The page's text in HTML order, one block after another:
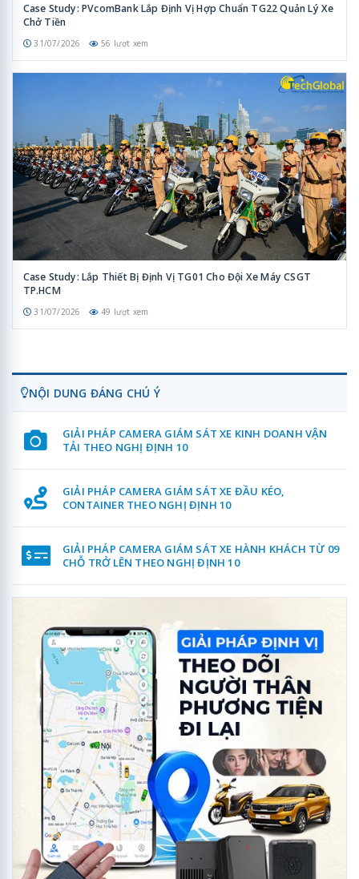
Case Study: PVcomBank Lắp Định Vị Hợp Chuẩn TG22 Quản Lý Xe
Chở Tiền
31/07/2026 56 lượt xem
Case Study: Lắp Thiết Bị Định Vị TG01 Cho Đội Xe Máy CSGT
TP.HCM
31/07/2026 49 lượt xem
NỘI DUNG ĐÁNG CHÚ Ý
GIẢI PHÁP CAMERA GIÁM SÁT XE KINH DOANH VẬN
TẢI THEO NGHỊ ĐỊNH 10
GIẢI PHÁP CAMERA GIÁM SÁT XE ĐẦU KÉO,
CONTAINER THEO NGHỊ ĐỊNH 10
GIẢI PHÁP CAMERA GIÁM SÁT XE HÀNH KHÁCH TỪ 09
CHỖ TRỞ LÊN THEO NGHỊ ĐỊNH 10